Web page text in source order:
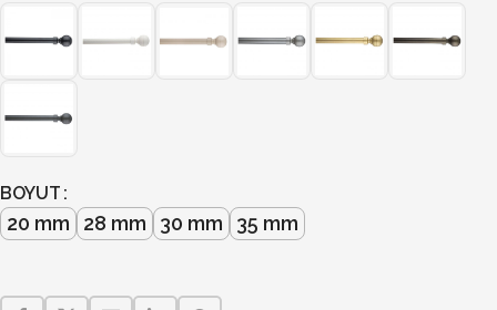
BOYUT
20 mm 28 mm 30 mm 35 mm